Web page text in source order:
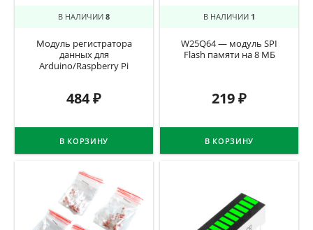
В НАЛИЧИИ 8
Модуль регистратора
данных для
Arduino/Raspberry Pi
484₽
В КОРЗИНУ
В НАЛИЧИИ 1
W25Q64 — модуль SPI
Flash памяти на 8 МБ
219₽
В КОРЗИНУ